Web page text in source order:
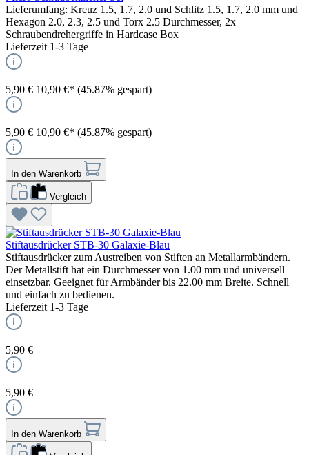
Lieferumfang: Kreuz 1.5, 1.7, 2.0 und Schlitz 1.5, 1.7, 2.0 mm und
Hexagon 2.0, 2.3, 2.5 und Torx 2.5 Durchmesser, 2x
Schraubendrehergriffe in Hardcase Box
Lieferzeit 1-3 Tage
5,90 € 10,90 €* (45.87% gespart)
5,90 € 10,90 €* (45.87% gespart)
In den Warenkorb
Vergleich
Stiftausdrücker STB-30 Galaxie-Blau
Stiftausdrücker zum Austreiben von Stiften an Metallarmbändern.
Der Metallstift hat ein Durchmesser von 1.00 mm und universell
einsetzbar. Geeignet für Armbänder bis 22.00 mm Breite. Schnell
und einfach zu bedienen.
Lieferzeit 1-3 Tage
5,90 €
5,90 €
In den Warenkorb